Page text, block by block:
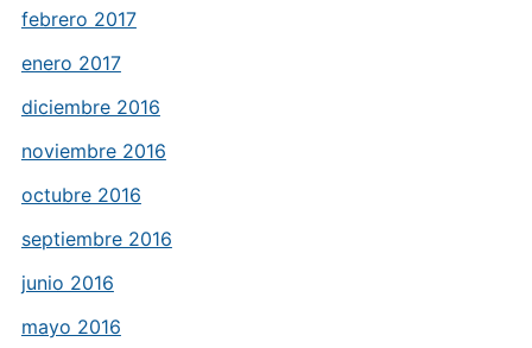
febrero 2017
enero 2017
diciembre 2016
noviembre 2016
octubre 2016
septiembre 2016
junio 2016
mayo 2016